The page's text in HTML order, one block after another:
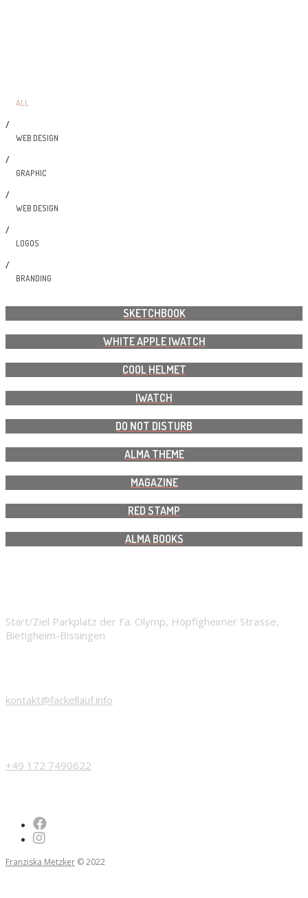
ALL
/
WEB DESIGN
/
GRAPHIC
/
WEB DESIGN
/
LOGOS
/
BRANDING
SKETCHBOOK
WHITE APPLE IWATCH
COOL HELMET
IWATCH
DO NOT DISTURB
ALMA THEME
MAGAZINE
RED STAMP
ALMA BOOKS
Start/Ziel Parkplatz der Fa. Olymp, Höpfigheimer Strasse,
Bietigheim-Bissingen
kontakt@fackellauf.info
+49 172 7490622
Franziska Metzker © 2022